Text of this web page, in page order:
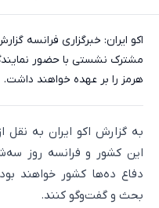
اکو ایران: خبرگزاری فرانسه
هرمز را بر عهده خواهند داشت.
به گزارش اکو ایران به نقل
این کشور و فرانسه روز
دفاع ده‌ها کشور خواهند
بحث و گفت‌وگو کنند.